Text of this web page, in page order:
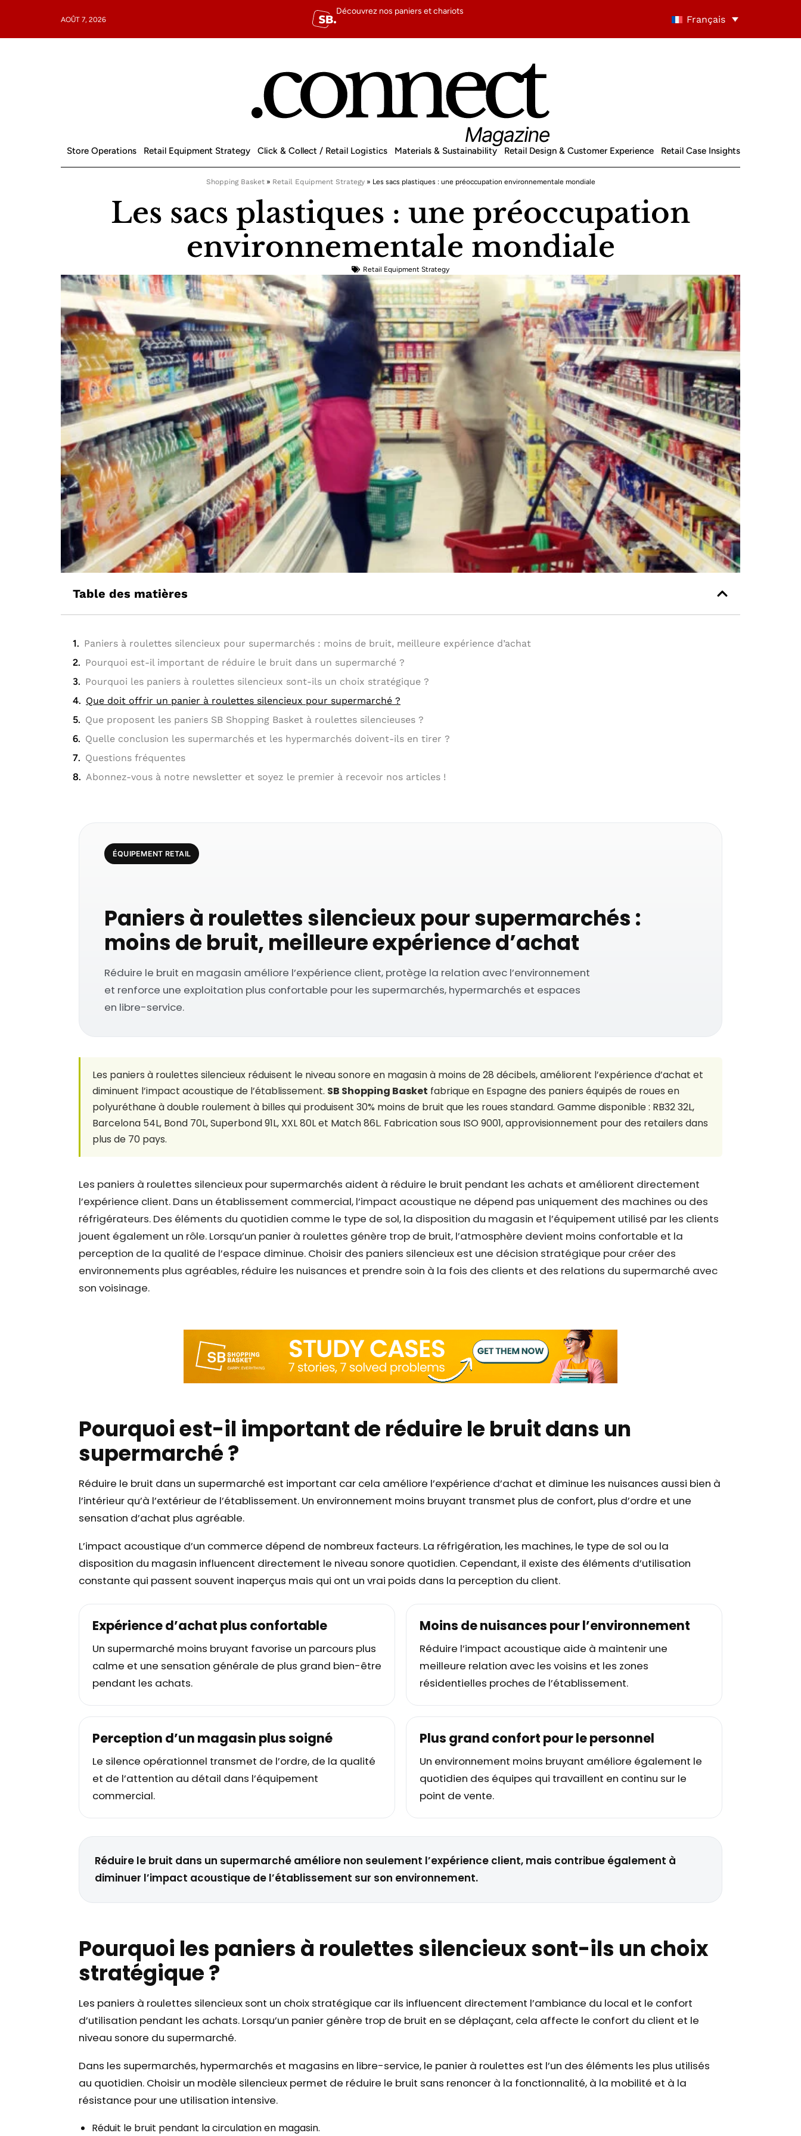
AOÛT 7, 2026
Découvrez nos paniers et chariots
Français
Store Operations Retail Equipment Strategy Click & Collect / Retail Logistics Materials & Sustainability Retail Design & Customer Experience Retail Case Insights
Shopping Basket» Retail Equipment Strategy» Les sacs plastiques : une préoccupation environnementale mondiale
Les sacs plastiques : une préoccupation
environnementale mondiale
Retail Equipment Strategy
Table des matières
Paniers à roulettes silencieux pour supermarchés : moins de bruit, meilleure expérience d’achat
Pourquoi est-il important de réduire le bruit dans un supermarché ?
Pourquoi les paniers à roulettes silencieux sont-ils un choix stratégique ?
Que doit offrir un panier à roulettes silencieux pour supermarché ?
Que proposent les paniers SB Shopping Basket à roulettes silencieuses ?
Quelle conclusion les supermarchés et les hypermarchés doivent-ils en tirer ?
Questions fréquentes
Abonnez-vous à notre newsletter et soyez le premier à recevoir nos articles !
ÉQUIPEMENT RETAIL
Paniers à roulettes silencieux pour supermarchés :
moins de bruit, meilleure expérience d’achat
Réduire le bruit en magasin améliore l’expérience client, protège la relation avec l’environnement
et renforce une exploitation plus confortable pour les supermarchés, hypermarchés et espaces
en libre-service.
Les paniers à roulettes silencieux réduisent le niveau sonore en magasin à moins de 28 décibels, améliorent l’expérience d’achat et
diminuent l’impact acoustique de l’établissement. SB Shopping Basket fabrique en Espagne des paniers équipés de roues en
polyuréthane à double roulement à billes qui produisent 30% moins de bruit que les roues standard. Gamme disponible : RB32 32L,
Barcelona 54L, Bond 70L, Superbond 91L, XXL 80L et Match 86L. Fabrication sous ISO 9001, approvisionnement pour des retailers dans
plus de 70 pays.
Les paniers à roulettes silencieux pour supermarchés aident à réduire le bruit pendant les achats et améliorent directement
l’expérience client. Dans un établissement commercial, l’impact acoustique ne dépend pas uniquement des machines ou des
réfrigérateurs. Des éléments du quotidien comme le type de sol, la disposition du magasin et l’équipement utilisé par les clients
jouent également un rôle. Lorsqu’un panier à roulettes génère trop de bruit, l’atmosphère devient moins confortable et la
perception de la qualité de l’espace diminue. Choisir des paniers silencieux est une décision stratégique pour créer des
environnements plus agréables, réduire les nuisances et prendre soin à la fois des clients et des relations du supermarché avec
son voisinage.
Pourquoi est-il important de réduire le bruit dans un
supermarché ?
Réduire le bruit dans un supermarché est important car cela améliore l’expérience d’achat et diminue les nuisances aussi bien à
l’intérieur qu’à l’extérieur de l’établissement. Un environnement moins bruyant transmet plus de confort, plus d’ordre et une
sensation d’achat plus agréable.
L’impact acoustique d’un commerce dépend de nombreux facteurs. La réfrigération, les machines, le type de sol ou la
disposition du magasin influencent directement le niveau sonore quotidien. Cependant, il existe des éléments d’utilisation
constante qui passent souvent inaperçus mais qui ont un vrai poids dans la perception du client.
Expérience d’achat plus confortable
Un supermarché moins bruyant favorise un parcours plus
calme et une sensation générale de plus grand bien-être
pendant les achats.
Moins de nuisances pour l’environnement
Réduire l’impact acoustique aide à maintenir une
meilleure relation avec les voisins et les zones
résidentielles proches de l’établissement.
Perception d’un magasin plus soigné
Le silence opérationnel transmet de l’ordre, de la qualité
et de l’attention au détail dans l’équipement
commercial.
Plus grand confort pour le personnel
Un environnement moins bruyant améliore également le
quotidien des équipes qui travaillent en continu sur le
point de vente.
Réduire le bruit dans un supermarché améliore non seulement l’expérience client, mais contribue également à
diminuer l’impact acoustique de l’établissement sur son environnement.
Pourquoi les paniers à roulettes silencieux sont-ils un choix
stratégique ?
Les paniers à roulettes silencieux sont un choix stratégique car ils influencent directement l’ambiance du local et le confort
d’utilisation pendant les achats. Lorsqu’un panier génère trop de bruit en se déplaçant, cela affecte le confort du client et le
niveau sonore du supermarché.
Dans les supermarchés, hypermarchés et magasins en libre-service, le panier à roulettes est l’un des éléments les plus utilisés
au quotidien. Choisir un modèle silencieux permet de réduire le bruit sans renoncer à la fonctionnalité, à la mobilité et à la
résistance pour une utilisation intensive.
Réduit le bruit pendant la circulation en magasin.